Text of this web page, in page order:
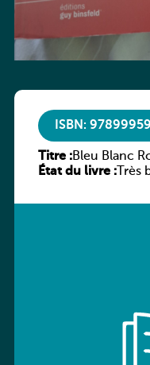
ISBN:
Titre :Bleu Blanc
État du livre :Très